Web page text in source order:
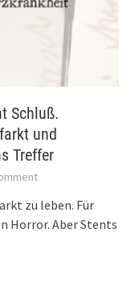
Schluß.
und
Treffer
zu leben. Für
Horror. Aber Stents